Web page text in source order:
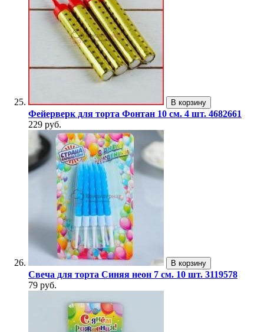
В корзину
Фейерверк для торта Фонтан 10 см. 4 шт. 4682661
229 руб.
В корзину
Свеча для торта Синяя неон 7 см. 10 шт. 3119578
79 руб.